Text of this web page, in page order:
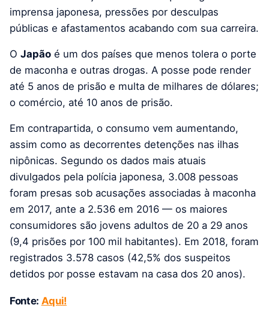
imprensa japonesa, pressões por desculpas
públicas e afastamentos acabando com sua carreira.
O Japão é um dos países que menos tolera o porte
de maconha e outras drogas. A posse pode render
até 5 anos de prisão e multa de milhares de dólares;
o comércio, até 10 anos de prisão.
Em contrapartida, o consumo vem aumentando,
assim como as decorrentes detenções nas ilhas
nipônicas. Segundo os dados mais atuais
divulgados pela polícia japonesa, 3.008 pessoas
foram presas sob acusações associadas à maconha
em 2017, ante a 2.536 em 2016 — os maiores
consumidores são jovens adultos de 20 a 29 anos
(9,4 prisões por 100 mil habitantes). Em 2018, foram
registrados 3.578 casos (42,5% dos suspeitos
detidos por posse estavam na casa dos 20 anos).
Fonte: Aqui!